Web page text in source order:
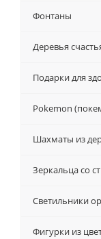
Фонтаны
Деревья
Подарки для
Pokemon
Шахматы из
Зеркальца со
Светильники
Фигурки из